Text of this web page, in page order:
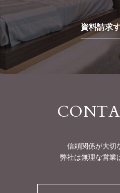
資料請求
信頼関係が大切
弊社は無理な営業